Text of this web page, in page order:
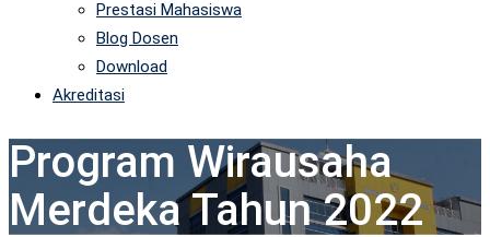
Prestasi Mahasiswa
Blog Dosen
Download
Akreditasi
Program Wirausaha
Merdeka Tahun 2022